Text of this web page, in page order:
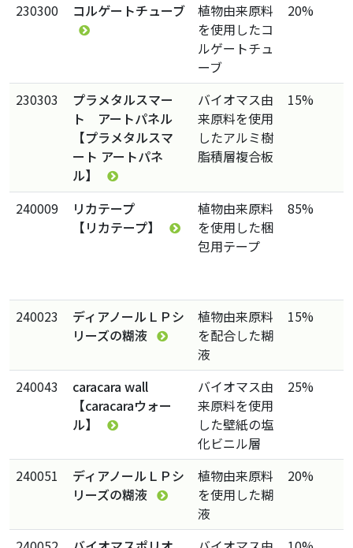
230300 コルゲートチューブ
植物由来原料
を使用したコ
ルゲートチュ
ーブ
20%
230303
プラメタルスマー
ト アートパネル
【プラメタルスマ
ート アートパネ
ル】
バイオマス由
来原料を使用
したアルミ樹
脂積層複合板
15%
240009
リカテープ
【リカテープ】
植物由来原料
を使用した梱
包用テープ
85%
240023
ディアノールＬＰシ
リーズの糊液
植物由来原料
を配合した糊
液
15%
240043
caracara wall
【caracaraウォー
ル】
バイオマス由
来原料を使用
した壁紙の塩
化ビニル層
25%
240051
ディアノールＬＰシ
リーズの糊液
植物由来原料
を使用した糊
液
20%